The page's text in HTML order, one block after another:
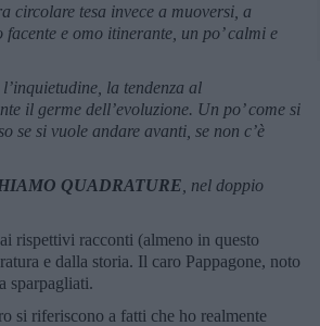
circolare tesa invece a muoversi, a
e omo itinerante, un po’ calmi e
la tendenza al
il germe dell’evoluzione. Un po’ come si
se si vuole andare avanti, se non c’è
QUADRATURE , nel doppio
rispettivi racconti (almeno in questo
e dalla storia. Il caro Pappagone, noto
sparpagliati.
si riferiscono a fatti che ho realmente